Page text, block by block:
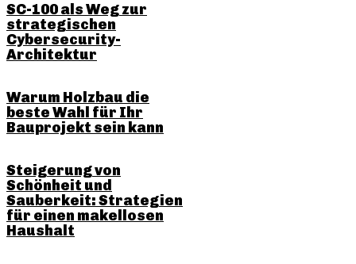
SC-100 als Weg zur
strategischen
Cybersecurity-
Architektur
Warum Holzbau die
beste Wahl für Ihr
Bauprojekt sein kann
Steigerung von
Schönheit und
Sauberkeit: Strategien
für einen makellosen
Haushalt